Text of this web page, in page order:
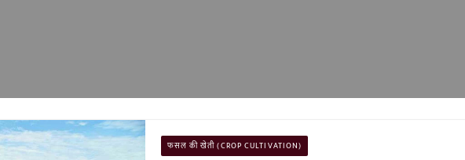
फसल की खेती (CROP CULTIVATION)